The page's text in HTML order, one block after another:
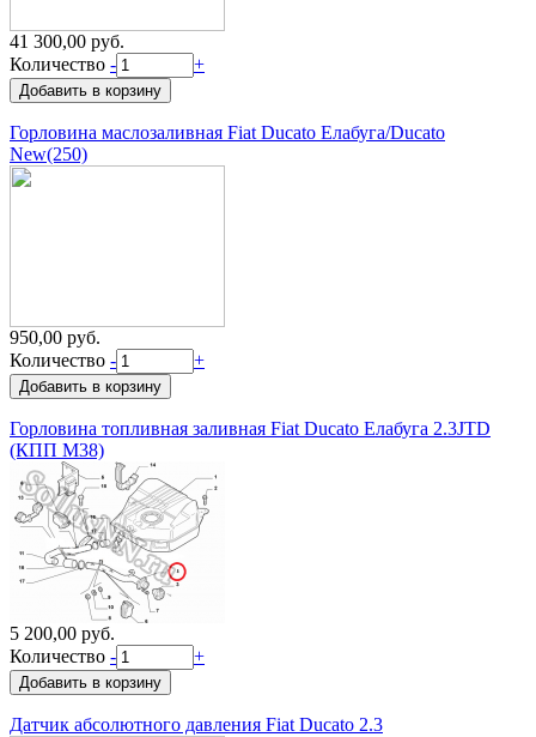
41 300,00 руб.
Количество - +
Горловина маслозаливная Fiat Ducato Елабуга/Ducato
New(250)
950,00 руб.
Количество - +
Горловина топливная заливная Fiat Ducato Елабуга 2.3JTD
(КПП M38)
5 200,00 руб.
Количество - +
Датчик абсолютного давления Fiat Ducato 2.3